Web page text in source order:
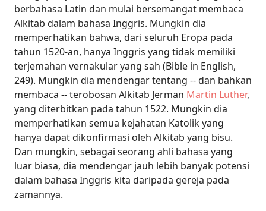
berbahasa Latin dan mulai bersemangat membaca
Alkitab dalam bahasa Inggris. Mungkin dia
memperhatikan bahwa, dari seluruh Eropa pada
tahun 1520-an, hanya Inggris yang tidak memiliki
terjemahan vernakular yang sah (Bible in English,
249). Mungkin dia mendengar tentang -- dan bahkan
membaca -- terobosan Alkitab Jerman Martin Luther,
yang diterbitkan pada tahun 1522. Mungkin dia
memperhatikan semua kejahatan Katolik yang
hanya dapat dikonfirmasi oleh Alkitab yang bisu.
Dan mungkin, sebagai seorang ahli bahasa yang
luar biasa, dia mendengar jauh lebih banyak potensi
dalam bahasa Inggris kita daripada gereja pada
zamannya.